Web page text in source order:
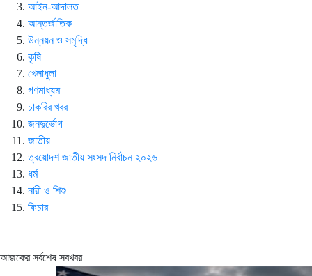
আইন-আদালত
আন্তর্জাতিক
উন্নয়ন ও সমৃদ্ধি
কৃষি
খেলাধুলা
গণমাধ্যম
চাকরির খবর
জনদুর্ভোগ
জাতীয়
ত্রয়োদশ জাতীয় সংসদ নির্বাচন ২০২৬
ধর্ম
নারী ও শিশু
ফিচার
আজকের সর্বশেষ সবখবর